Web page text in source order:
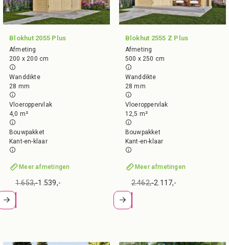
Blokhut 2055 Plus
Afmeting
200 x 200 cm
Wanddikte
28 mm
Vloeroppervlak
4,0 m²
Bouwpakket
Kant-en-klaar
Meer afmetingen
1.653,-1.539,-
Blokhut 2555 Z Plus
Afmeting
500 x 250 cm
Wanddikte
28 mm
Vloeroppervlak
12,5 m²
Bouwpakket
Kant-en-klaar
Meer afmetingen
2.462,-2.117,-